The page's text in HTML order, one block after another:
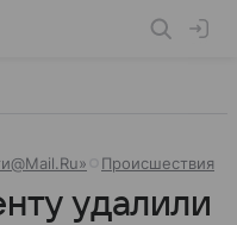
Происшествия
удалили